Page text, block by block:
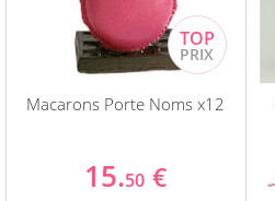
Macarons Porte Noms x12
15.50 €